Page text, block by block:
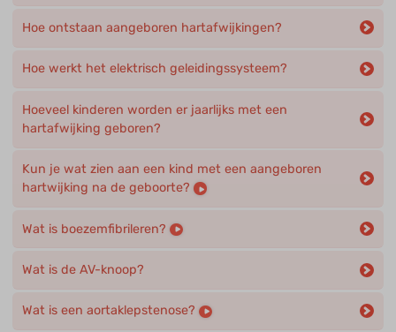
Hoe ontstaan aangeboren hartafwijkingen?
Hoe werkt het elektrisch geleidingssysteem?
Hoeveel kinderen worden er jaarlijks met een
hartafwijking geboren?
Kun je wat zien aan een kind met een aangeboren
hartwijking na de geboorte?
Wat is boezemfibrileren?
Wat is de AV-knoop?
Wat is een aortaklepstenose?